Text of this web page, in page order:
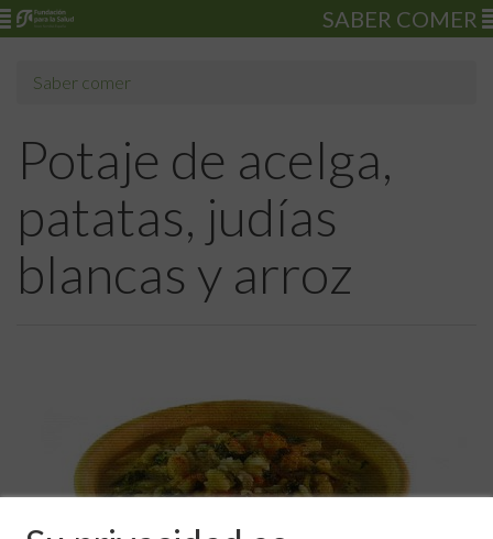
SABER COMER
Saber comer
Potaje de acelga,
patatas, judías
blancas y arroz